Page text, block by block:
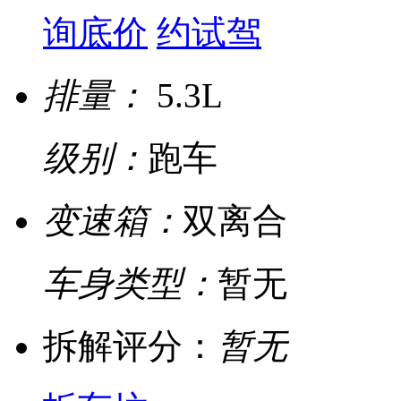
询底价 约试驾
排量： 5.3L
级别： 跑车
变速箱： 双离合
车身类型： 暂无
拆解评分： 暂无